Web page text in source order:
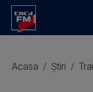
Acasa Știri Traian